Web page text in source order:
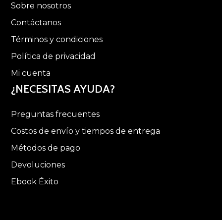
Sobre nosotros
Contáctanos
Términos y condiciones
Política de privacidad
Mi cuenta
¿NECESITAS AYUDA?
Preguntas frecuentes
Costos de envío y tiempos de entrega
Métodos de pago
Devoluciones
Ebook Éxito